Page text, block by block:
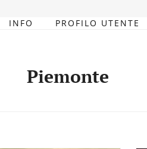
INFO PROFILO UTENTE
Piemonte